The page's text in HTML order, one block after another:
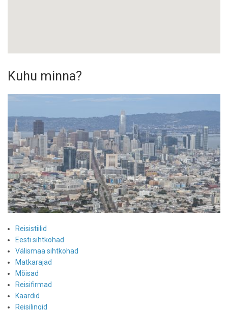
Kuhu minna?
Reisistiilid
Eesti sihtkohad
Välismaa sihtkohad
Matkarajad
Mõisad
Reisifirmad
Kaardid
Reisilingid